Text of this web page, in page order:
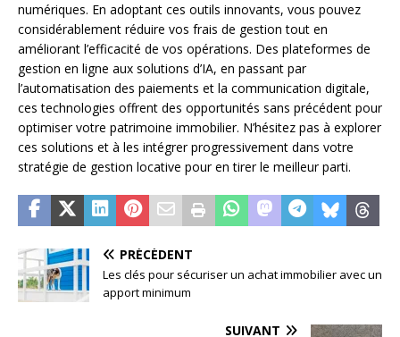
numériques. En adoptant ces outils innovants, vous pouvez
considérablement réduire vos frais de gestion tout en
améliorant l’efficacité de vos opérations. Des plateformes de
gestion en ligne aux solutions d’IA, en passant par
l’automatisation des paiements et la communication digitale,
ces technologies offrent des opportunités sans précédent pour
optimiser votre patrimoine immobilier. N’hésitez pas à explorer
ces solutions et à les intégrer progressivement dans votre
stratégie de gestion locative pour en tirer le meilleur parti.
PRÉCÉDENT
Les clés pour sécuriser un achat immobilier avec un
apport minimum
SUIVANT